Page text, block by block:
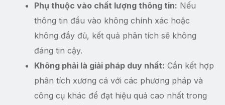
Phụ thuộc vào chất lượng thông tin: Nếu
thông tin đầu vào không chính xác hoặc
không đầy đủ, kết quả phân tích sẽ không
đáng tin cậy.
Không phải là giải pháp duy nhất: Cần kết hợp
phân tích xương cá với các phương pháp và
công cụ khác để đạt hiệu quả cao nhất trong